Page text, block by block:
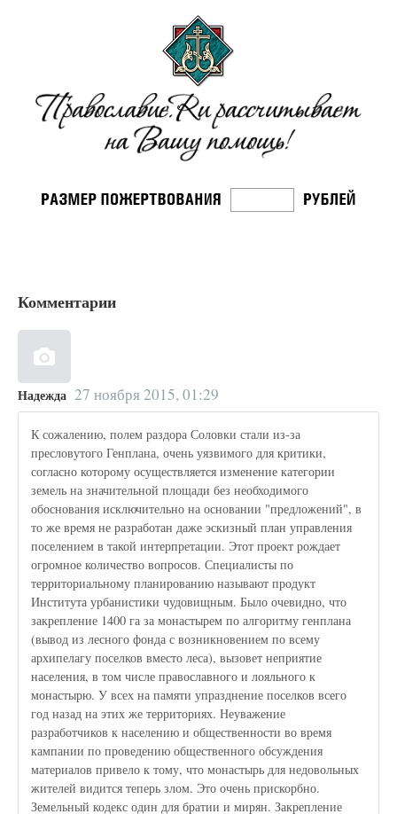
Комментарии
Надежда 27 ноября 2015, 01:29
К сожалению, полем раздора Соловки стали из-за
пресловутого Генплана, очень уязвимого для критики,
согласно которому осуществляется изменение категории
земель на значительной площади без необходимого
обоснования исключительно на основании "предложений", в
то же время не разработан даже эскизный план управления
поселением в такой интерпретации. Этот проект рождает
огромное количество вопросов. Специалисты по
территориальному планированию называют продукт
Института урбанистики чудовищным. Было очевидно, что
закрепление 1400 га за монастырем по алгоритму генплана
(вывод из лесного фонда с возникновением по всему
архипелагу поселков вместо леса), вызовет неприятие
населения, в том числе православного и лояльного к
монастырю. У всех на памяти упразднение поселков всего
год назад на этих же территориях. Неуважение
разработчиков к населению и общественности во время
кампании по проведению общественного обсуждения
материалов привело к тому, что монастырь для недовольных
жителей видится теперь злом. Это очень прискорбно.
Земельный кодекс один для братии и мирян. Закрепление